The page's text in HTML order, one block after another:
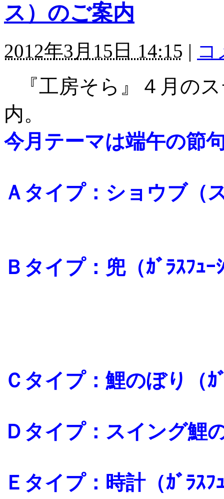
ス）のご案内
2012年3月15日 14:15 | コ
『工房そら』４月の
内。
今月テーマは端午の節
Ａタイプ：ショウブ（
Ｂタイプ：兜（ｶﾞﾗｽﾌｭｰ
Ｃタイプ：鯉のぼり（ｶ
Ｄタイプ：スイング鯉
Ｅタイプ：時計（ｶﾞﾗｽﾌ